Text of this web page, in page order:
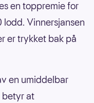
en toppremie for
Vinnersjansen
er trykket bak på
en umiddelbar
betyr at